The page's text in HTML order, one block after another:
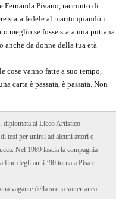
Fernanda Pivano, racconto di
stata fedele al marito quando i
meglio se fosse stata una puttana
da donne della tua età
cose vanno fatte a suo tempo,
carta è passata, è passata. Non
al Liceo Artistico
tesi per unirsi ad alcuni attori e
Nel 1989 lascia la compagnia
degli anni ’90 torna a Pisa e
vagante della scena sotterranea…